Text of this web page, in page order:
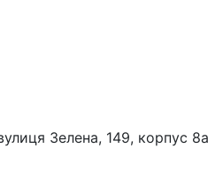
Зелена, 149, корпус 8а